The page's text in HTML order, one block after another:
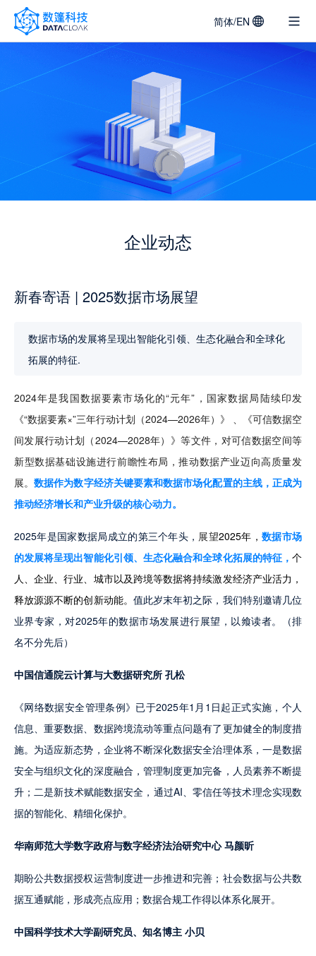
DATACLOAK
LOGO
简体/EN
企业动态
新春寄语 | 2025数据市场展望
数据市场的发展将呈现出智能化引领、生态化融合和全球化
拓展的特征.
2024年是我国数据要素市场化的“元年”，国家数据局陆续印发
《“数据要素×”三年行动计划（2024—2026年）》
、《可信数据空
间发展行动计划（2024—2028年）》等文件，对可信数据空间等
新型数据基础设施进行前瞻性布局，推动数据产业迈向高质量发
展。数据作为数字经济关键要素和数据市场化配置的主线，正成为
推动经济增长和产业升级的核心动力。
2025年是国家数据局成立的第三个年头， 展望2025年，数据市场
的发展将呈现出智能化引领、生态化融合和全球化拓展的特征， 个
人、企业、行业、城市以及跨境等数据将持续激发经济产业活力，
释放源源不断的创新动能。 值此岁末年初之际，我们特别邀请几位
业界专家，对2025年的数据市场发展进行展望，以飨读者。（排
名不分先后）
中国信通院云计算与大数据研究所 孔松
《网络数据安全管理条例》已于2025年1月1日起正式实施，个人
信息、重要数据、数据跨境流动等重点问题有了更加健全的制度措
施。为适应新态势，企业将不断深化数据安全治理体系，一是数据
安全与组织文化的深度融合，管理制度更加完备，人员素养不断提
升；二是新技术赋能数据安全，通过AI、零信任等技术理念实现数
据的智能化、精细化保护。
华南师范大学数字政府与数字经济法治研究中心 马颜昕
期盼公共数据授权运营制度进一步推进和完善；社会数据与公共数
据互通赋能，形成亮点应用；数据合规工作得以体系化展开。
中国科学技术大学副研究员、知名博主 小贝